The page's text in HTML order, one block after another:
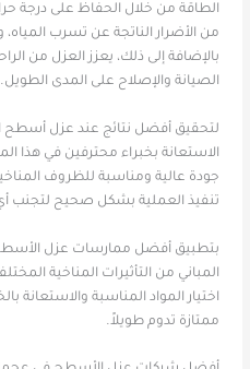
الطاقة من خلال الحفاظ على درجة
من الأضرار الناتجة عن تسرب
بالإضافة إلى ذلك، يعزز العزل من
الصيانة والإصلاح على المدى الطويل.
لتحقيق أفضل نتائج عند عزل أسطح
الاستعانة بخبراء محترفين في هذا
جودة عالية ومناسبة للظروف
تنفيذ العملية بشكل صحيح لتجنب
بتطبيق أفضل ممارسات عزل
المباني من التأثيرات المناخية
اختيار المواد المناسبة والاستعانة
ممتازة تدوم طويلاً.